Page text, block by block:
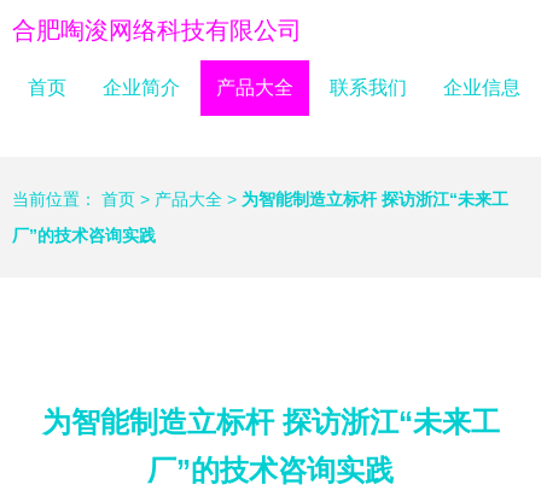
合肥啕浚网络科技有限公司
首页 企业简介 产品大全 联系我们 企业信息
当前位置： 首页 > 产品大全 > 为智能制造立标杆 探访浙江“未来工
厂”的技术咨询实践
为智能制造立标杆 探访浙江“未来工
厂”的技术咨询实践